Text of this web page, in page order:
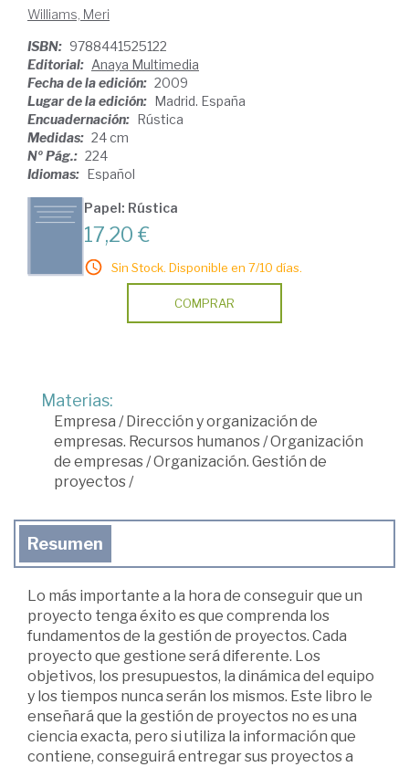
Williams, Meri
ISBN: 9788441525122
Editorial: Anaya Multimedia
Fecha de la edición: 2009
Lugar de la edición: Madrid. España
Encuadernación: Rústica
Medidas: 24 cm
Nº Pág.: 224
Idiomas: Español
Papel: Rústica
17,20 €
Sin Stock. Disponible en 7/10 días.
COMPRAR
Materias:
Empresa /Dirección y organización de
empresas. Recursos humanos/Organización
de empresas/Organización. Gestión de
proyectos/
Resumen
Lo más importante a la hora de conseguir que un
proyecto tenga éxito es que comprenda los
fundamentos de la gestión de proyectos. Cada
proyecto que gestione será diferente. Los
objetivos, los presupuestos, la dinámica del equipo
y los tiempos nunca serán los mismos. Este libro le
enseñará que la gestión de proyectos no es una
ciencia exacta, pero si utiliza la información que
contiene, conseguirá entregar sus proyectos a